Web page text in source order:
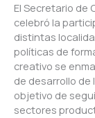
El Secretario de
celebró la
distintas
políticas de
creativo se
de desarrollo de
objetivo de
sectores